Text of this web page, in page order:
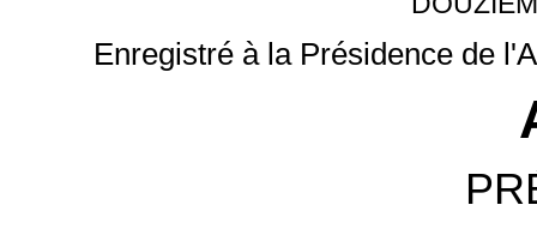
Enregistré à la Présidence de